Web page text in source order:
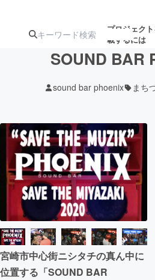
プロジェク
載するには
アート・写真
テクノロジー・ガジェット
映像・映画
ビジネス・起業
SOUND BAR
sound bar phoenix まち
宮崎市中心街ニシタチの真ん中に
位置する「SOUND BAR